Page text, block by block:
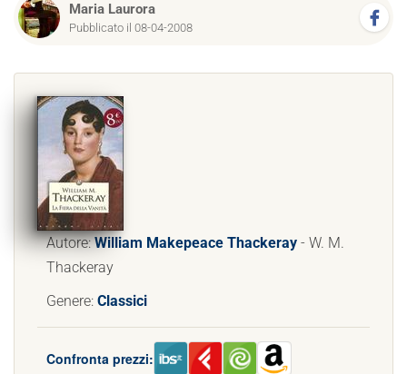
Maria Laurora
Pubblicato il 08-04-2008
Autore:William Makepeace Thackeray - W. M.
Thackeray
Genere: Classici
Confronta prezzi: